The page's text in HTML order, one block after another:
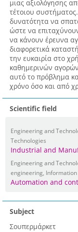
μιας αξιολόγησης
τέτοιου
δυνατότητα να
ώστε να
να κάνουν έρευνα
διαφορετικά
την ευκαιρία στο
καθημερινών
αυτό το πρόβλημα
χρόνο όσο και από
Scientific field
Engineering and
Technologies
Industrial and
Engineering and
engineering,
Automation and
Subject
Σουπερμάρκετ